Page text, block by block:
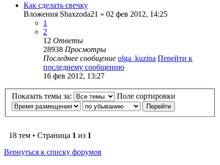
Как сделать свечку
Вложения Shaxzoda21 » 02 фев 2012, 14:25
1
2
12 Ответы
28938 Просмотры
Последнее сообщение olga_kuzina Перейти к
последнему сообщению
16 фев 2012, 13:27
Показать темы за: Поле сортировки
18 тем • Страница 1 из 1
Вернуться к списку форумов